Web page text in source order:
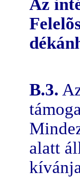
Az
B.3.
alatt